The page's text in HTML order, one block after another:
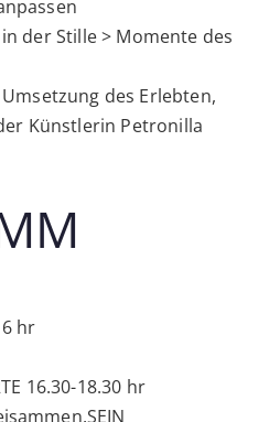
der Stille > Momente des
des Erlebten,
Künstlerin Petronilla
hr
16.30-18.30 hr